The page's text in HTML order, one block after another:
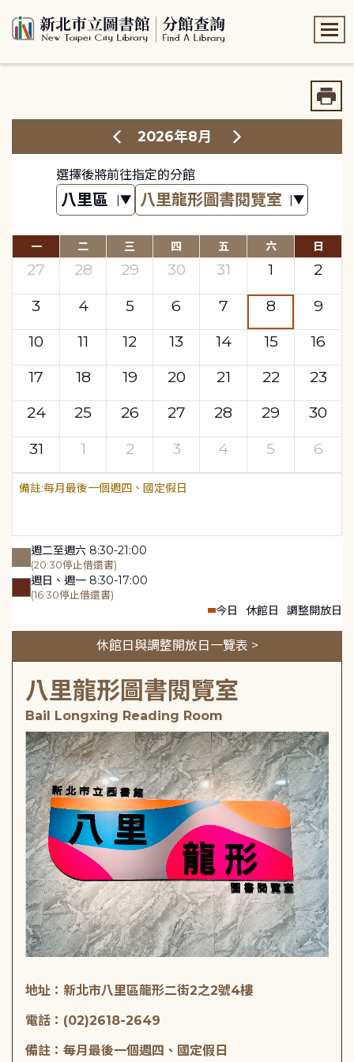
2026年8月
選擇後將前往指定的分館
一 二 三 四 五 六 日
27 28 29 30 31 1
2
3
4 5 6 7 8
9
10
11 12 13 14 15
16
17
18 19 20 21 22
23
24
25 26 27 28 29
30
31
1 2 3 4 5 6
每月最後一個週四、國定假日
週二至週六 8:30-21:00
(20:30停止借還書)
週日、週一 8:30-17:00
(16:30停止借還書)
今日 休館日 調整開放日
休館日與調整開放日一覽表 >
八里龍形圖書閱覽室
Bail Longxing Reading Room
地址：新北市八里區龍形二街2之2號4樓
電話：(02)2618-2649
備註：每月最後一個週四、國定假日